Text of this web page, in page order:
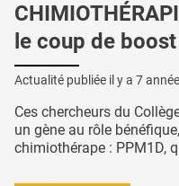
le coup de
Actualité publiée il y a 7
Ces chercheurs du
un gène au rôle
chimiothérape : PPM1D,